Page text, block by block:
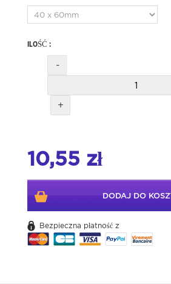
ILOŚĆ :
-
+
10,55 zł
DODAJ DO
Bezpieczna płatność z